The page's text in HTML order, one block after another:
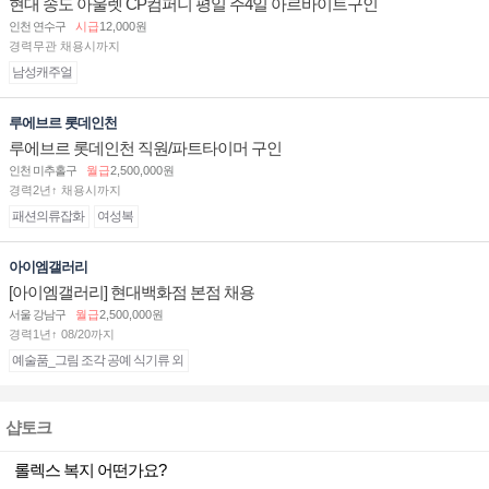
현대 송도 아울렛 CP컴퍼니 평일 주4일 아르바이트구인
인천 연수구 시급12,000원
경력무관 채용시까지
남성캐주얼
루에브르 롯데인천
루에브르 롯데인천 직원/파트타이머 구인
인천 미추홀구 월급2,500,000원
경력2년↑ 채용시까지
패션의류잡화 여성복
아이엠갤러리
[아이엠갤러리] 현대백화점 본점 채용
서울 강남구 월급2,500,000원
경력1년↑ 08/20까지
예술품_그림 조각 공예 식기류 외
샵토크
롤렉스 복지 어떤가요?